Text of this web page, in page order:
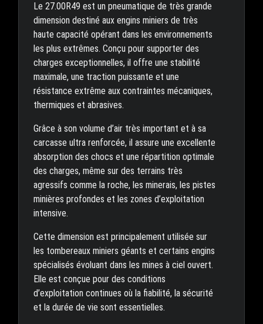
Le 27.00R49 est un pneumatique de très grande
dimension destiné aux engins miniers de très
haute capacité opérant dans les environnements
les plus extrêmes. Conçu pour supporter des
charges exceptionnelles, il offre une stabilité
maximale, une traction puissante et une
résistance extrême aux contraintes mécaniques,
thermiques et abrasives.
Grâce à son volume d’air très important et à sa
carcasse ultra renforcée, il assure une excellente
absorption des chocs et une répartition optimale
des charges, même sur des terrains très
agressifs comme la roche, les minerais, les pistes
minières profondes et les zones d’exploitation
intensive.
Cette dimension est principalement utilisée sur
les tombereaux miniers géants et certains engins
spécialisés évoluant dans les mines à ciel ouvert.
Elle est conçue pour des conditions
d’exploitation continues où la fiabilité, la sécurité
et la durée de vie sont essentielles.